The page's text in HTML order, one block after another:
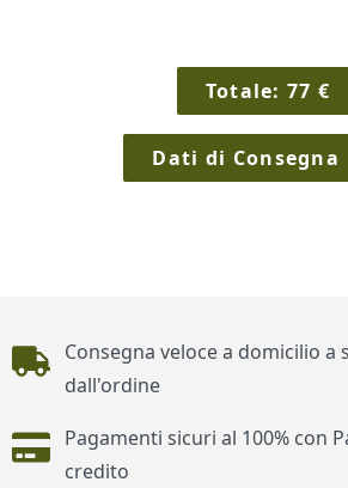
Totale:77 €
Dati di Consegna
Piè di pagina
Consegna veloce a domicilio a
dall'ordine
Pagamenti sicuri al 100% con
credito